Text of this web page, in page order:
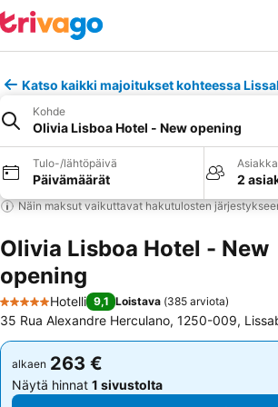
Katso kaikki majoitukset kohteessa
Kohde
Olivia Lisboa Hotel - New opening
Tulo-/lähtöpäivä
Päivämäärät 2
Näin maksut vaikuttavat hakutulosten
Olivia Lisboa Hotel - New
opening
5 Tähtiluokitus
Hotelli 9,1 Loistava (385 arviota)
35 Rua Alexandre Herculano, 1250-009,
alkaen 263 €
Näytä hinnat 1 sivustolta
alkaen 263 €
Näytä hinnat 1 sivustolta